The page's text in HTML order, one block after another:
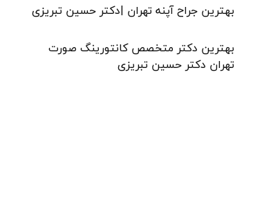
بهترین جراح آپنه تهران |دکتر حسین تبریزی
بهترین دکتر متخصص کانتورینگ صورت
تهران دکتر حسین تبریزی